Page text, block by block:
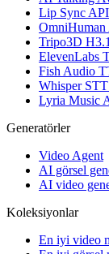
Lip Sync API
OmniHuman
Tripo3D
ElevenLabs
Fish Audio
Whisper
Lyria Music
Generatörler
Video Agent
AI görsel
AI video
Koleksiyonlar
En iyi video